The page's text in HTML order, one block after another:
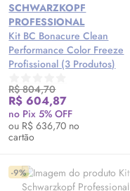
SCHWARZKOPF
PROFESSIONAL
Kit BC Bonacure Clean
Performance Color Freeze
Profissional (3 Produtos)
R$ 804,70
R$ 604,87
no Pix 5% OFF
ou R$ 636,70 no
cartão
-9%